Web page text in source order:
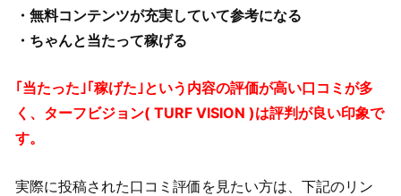
・無料コンテンツが充実していて参考になる
・ちゃんと当たって稼げる
｢当たった｣｢稼げた｣という内容の評価が高い口コミが多
く、ターフビジョン( TURF VISION )は評判が良い印象で
す。
実際に投稿された口コミ評価を見たい方は、下記のリン